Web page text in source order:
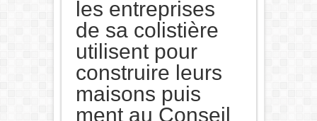
les entreprises
de sa colistière
utilisent pour
construire leurs
maisons puis
ment au Conseil